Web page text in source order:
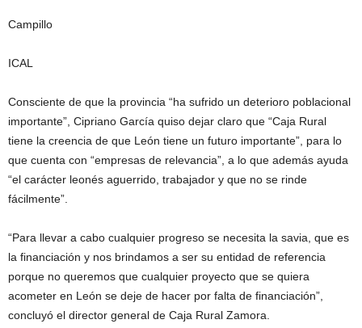
Campillo
ICAL
Consciente de que la provincia “ha sufrido un deterioro poblacional
importante”, Cipriano García quiso dejar claro que “Caja Rural
tiene la creencia de que León tiene un futuro importante”, para lo
que cuenta con “empresas de relevancia”, a lo que además ayuda
“el carácter leonés aguerrido, trabajador y que no se rinde
fácilmente”.
“Para llevar a cabo cualquier progreso se necesita la savia, que es
la financiación y nos brindamos a ser su entidad de referencia
porque no queremos que cualquier proyecto que se quiera
acometer en León se deje de hacer por falta de financiación”,
concluyó el director general de Caja Rural Zamora.